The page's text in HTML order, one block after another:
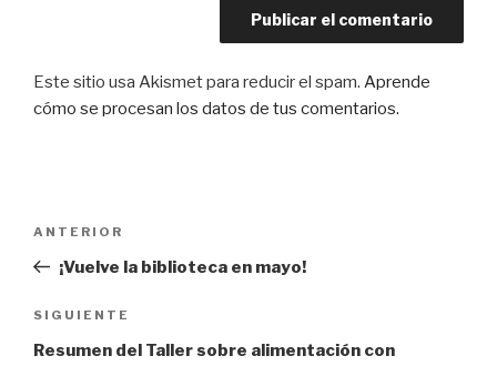
Este sitio usa Akismet para reducir el spam. Aprende
cómo se procesan los datos de tus comentarios.
entradas
Entrada
anterior:
ANTERIOR
¡Vuelve la biblioteca en mayo!
Siguiente
entrada
SIGUIENTE
Resumen del Taller sobre alimentación con